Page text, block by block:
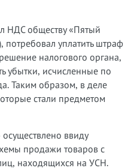
НДС обществу «Пятый
потребовал уплатить штраф
налогового органа,
убытки, исчисленные по
Таким образом, в деле
стали предметом
ввиду
продажи товаров с
находящихся на УСН.